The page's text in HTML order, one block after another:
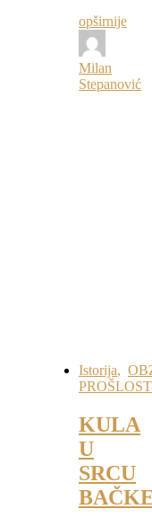
opširnije
Milan
Stepanović
Istorija,
KULA
U
SRCU